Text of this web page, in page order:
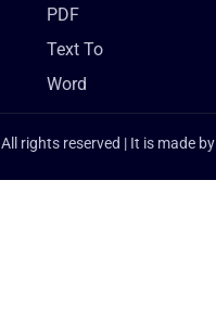
PDF
Text To
Word
rights reserved | It is made by